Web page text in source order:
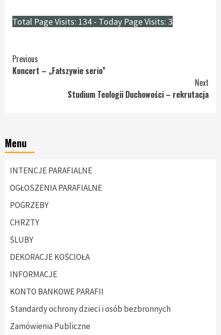
Total Page Visits: 134 - Today Page Visits: 3
Continue
Reading
Previous
Koncert – „Fałszywie serio”
Next
Studium Teologii Duchowości – rekrutacja
Menu
INTENCJE PARAFIALNE
OGŁOSZENIA PARAFIALNE
POGRZEBY
CHRZTY
ŚLUBY
DEKORACJE KOŚCIOŁA
INFORMACJE
KONTO BANKOWE PARAFII
Standardy ochrony dzieci i osób bezbronnych
Zamówienia Publiczne